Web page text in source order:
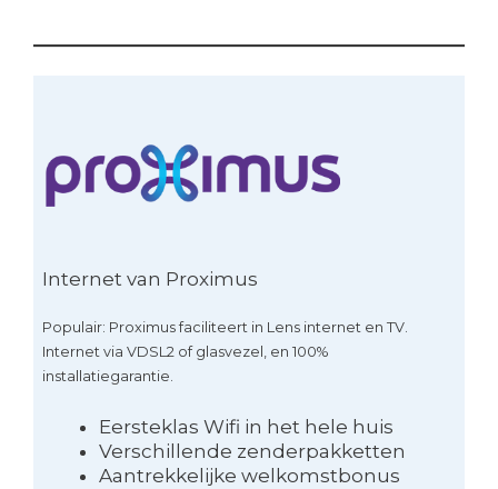
Internet van Proximus
Populair: Proximus faciliteert in Lens internet en TV.
Internet via VDSL2 of glasvezel, en 100%
installatiegarantie.
Eersteklas Wifi in het hele huis
Verschillende zenderpakketten
Aantrekkelijke welkomstbonus